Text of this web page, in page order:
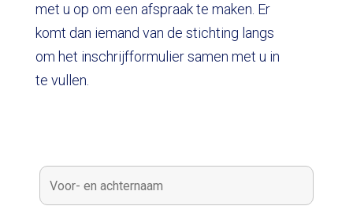
met u op om een afspraak te maken. Er
komt dan iemand van de stichting langs
om het inschrijfformulier samen met u in
te vullen.